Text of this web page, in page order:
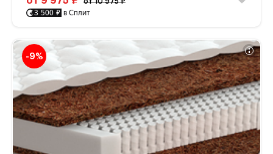
3 500 ₽ в Сплит
-9%